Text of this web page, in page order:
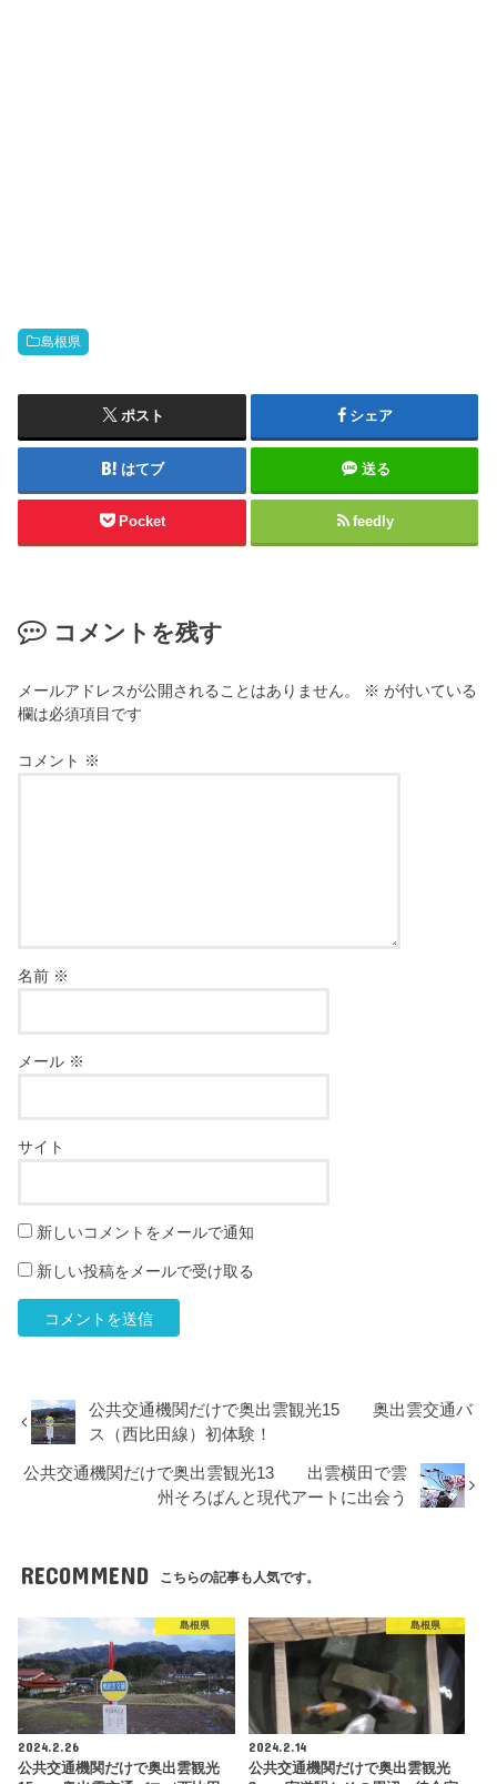
島根県
ポスト シェア
はてブ 送る
Pocket feedly
コメントを残す
メールアドレスが公開されることはありません。 ※ が付いている
欄は必須項目です
コメント ※
名前 ※
メール ※
サイト
新しいコメントをメールで通知
新しい投稿をメールで受け取る
公共交通機関だけで奥出雲観光15 奥出雲交通バ
ス（西比田線）初体験！
公共交通機関だけで奥出雲観光13 出雲横田で雲
州そろばんと現代アートに出会う
RECOMMEND こちらの記事も人気です。
島根県
2024.2.26
公共交通機関だけで奥出雲観光
島根県
2024.2.14
公共交通機関だけで奥出雲観光